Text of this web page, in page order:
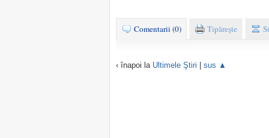
Comentarii (0) Tipăreşte
‹ înapoi la Ultimele Ştiri sus ▲